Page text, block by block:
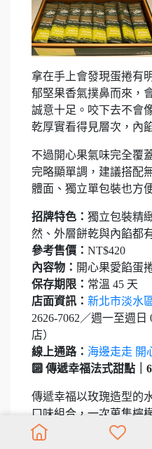
拿在手上會發現蛋捲有
郁堅果香氣撲鼻而來，
誠意十足。咬下去不會
乾厚實看得見層次，內
不過開心果氣味完全覆
完略顯單調，建議搭配
體面、獨立單包裝也方
招牌特色： 獨立包裝精
然、外層餅乾與內餡都
參考售價： NT$420
內容物： 開心果愛餡蛋
保存期限： 常溫 45 天
店面資訊： 新北市淡水
2626-7062／週一至週日
店）
線上通路： 海邊走走 開
🔟 傳遞幸福法式甜點｜
傳遞幸福以玫瑰造型的
口味組合，一次蒐集檸
焦糖燕麥、百香果六種